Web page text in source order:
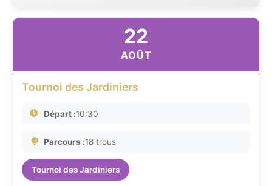
22
AOÛT
Tournoi des Jardiniers
Départ :10:30
Parcours :18 trous
Tournoi des Jardiniers